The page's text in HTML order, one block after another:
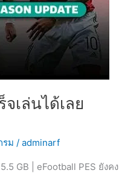
เล่นได้เลย
รม /adminarf
GB | eFootball PES ยังคง